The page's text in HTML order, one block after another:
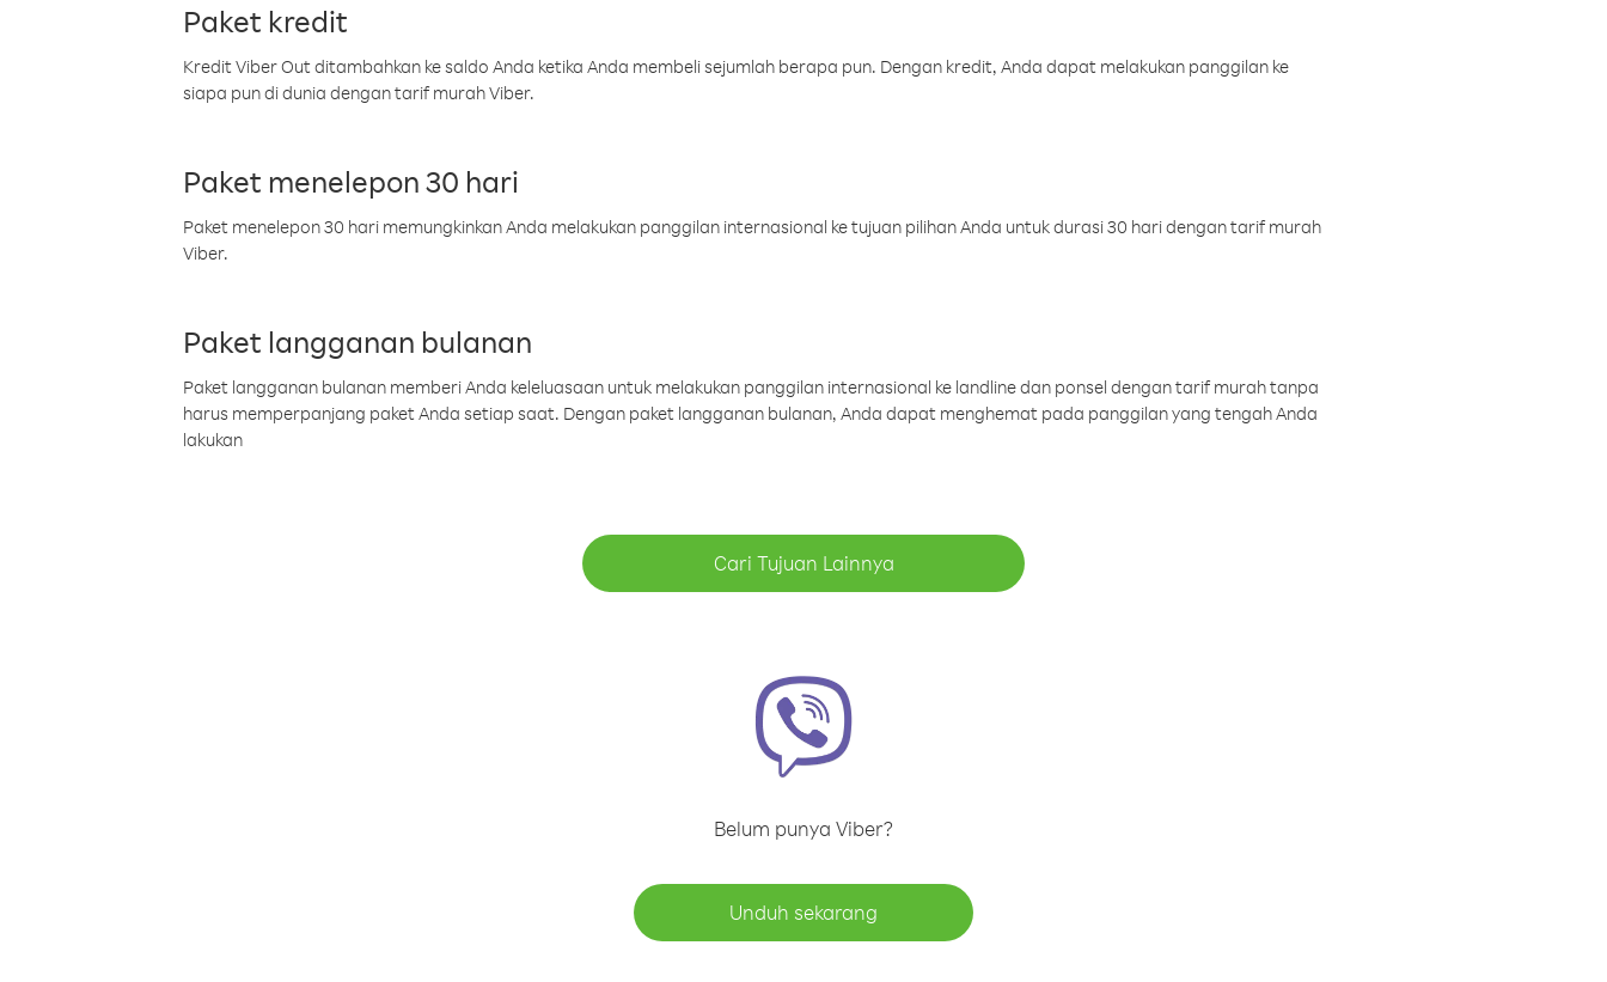
Paket kredit
Kredit Viber Out ditambahkan ke saldo Anda ketika Anda membeli sejumlah berapa pun. Dengan kredit, Anda dapat melakukan panggilan ke
siapa pun di dunia dengan tarif murah Viber.
Paket menelepon 30 hari
Paket menelepon 30 hari memungkinkan Anda melakukan panggilan internasional ke tujuan pilihan Anda untuk durasi 30 hari dengan tarif murah
Viber.
Paket langganan bulanan
Paket langganan bulanan memberi Anda keleluasaan untuk melakukan panggilan internasional ke landline dan ponsel dengan tarif murah tanpa
harus memperpanjang paket Anda setiap saat. Dengan paket langganan bulanan, Anda dapat menghemat pada panggilan yang tengah Anda
lakukan
Cari Tujuan Lainnya
Belum punya Viber?
Unduh sekarang